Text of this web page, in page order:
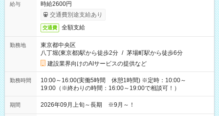
給与
時給2600円
交通費別途支給あり
交通費 全額支給
勤務地
東京都中央区
八丁堀(東京都)駅から徒歩2分 / 茅場町駅から徒歩6分
建設業界向けのAIサービスの提供など
勤務時間
10:00～16:00(実働5時間 休憩1時間) ※定時：10:00～
19:00（※終わりの時間：16:00～19:00で相談可！）
期間 2026年09月上旬～長期 ※9月～！